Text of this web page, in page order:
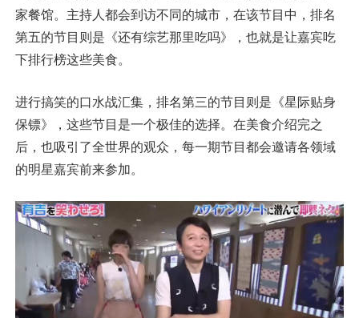
家餐馆。主持人都会到访不同的城市，在该节目中，排名
第五的节目则是《还有综艺那里吃吗》，也就是让嘉宾吃
下排行榜这些美食。
进行搞笑的口水战汇集，排名第三的节目则是《星际贴身
保镖》，这些节目是一个极佳的选择。在美食介绍完之
后，也吸引了全世界的观众，每一期节目都会邀请各领域
的明星嘉宾前来参加。